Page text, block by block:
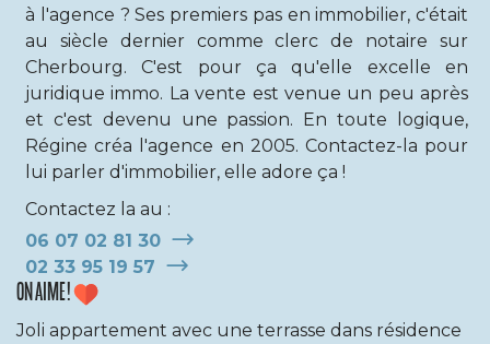
à l'agence ? Ses premiers pas en immobilier, c'était
au siècle dernier comme clerc de notaire sur
Cherbourg. C'est pour ça qu'elle excelle en
juridique immo. La vente est venue un peu après
et c'est devenu une passion. En toute logique,
Régine créa l'agence en 2005. Contactez-la pour
lui parler d'immobilier, elle adore ça !
Contactez la au :
06 07 02 81 30
02 33 95 19 57
ON AIME !
Joli appartement avec une terrasse dans résidence